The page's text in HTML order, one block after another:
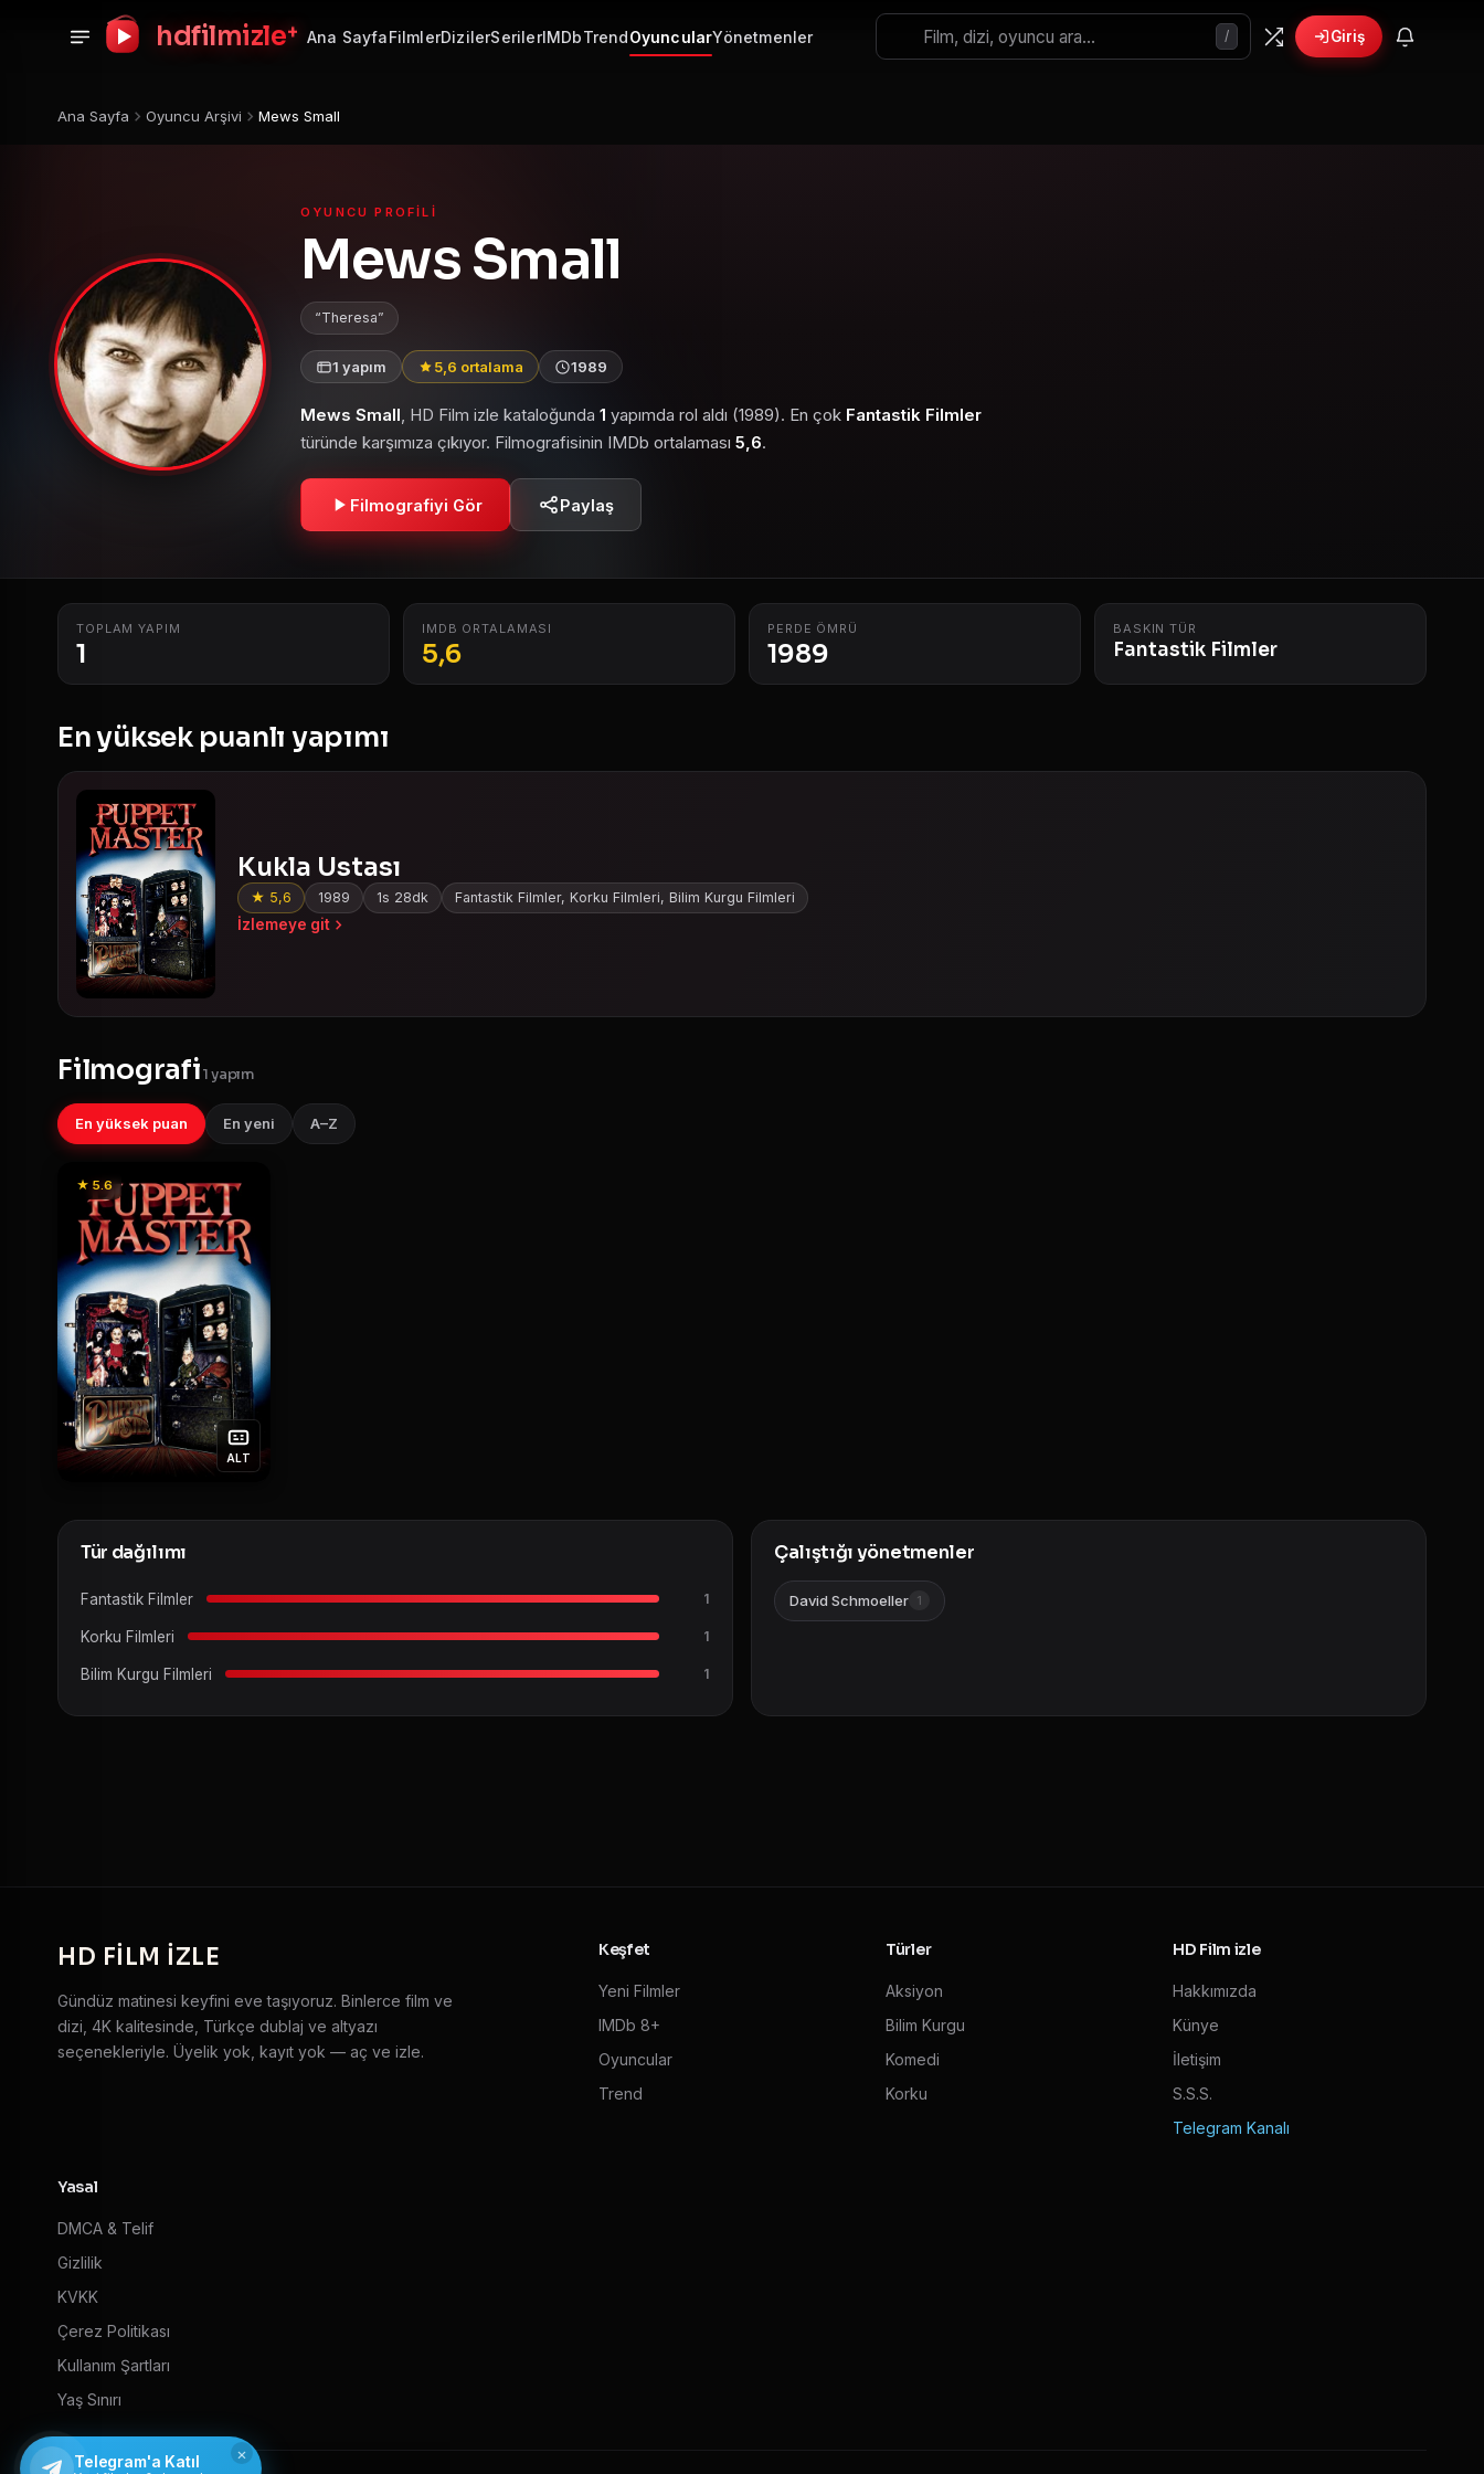
hdfilmizle+ Ana SayfaFilmlerDizilerSerilerIMDbTrendOyuncularYönetmenler / Giriş
Ana Sayfa Oyuncu Arşivi Mews Small
OYUNCU PROFILI
Mews Small
Theresa
1 yapım 5,6 ortalama 1989
Mews Small, HD Film izle kataloğunda 1 yapımda rol aldı (1989). En çok Fantastik Filmler
türünde karşımıza çıkıyor. Filmografisinin IMDb ortalaması 5,6.
Filmografiyi Gör Paylaş
TOPLAM YAPIM
1
IMDB ORTALAMASI
5,6
PERDE ÖMRÜ
1989
BASKIN TÜR
Fantastik Filmler
En yüksek puanlı yapımı
Kukla Ustası
★ 5,6 1989 1s 28dk Fantastik Filmler, Korku Filmleri, Bilim Kurgu Filmleri
İzlemeye git
Filmografi1 yapım
En yüksek puan En yeni A–Z
★ 5.6
ALT
Tür dağılımı
Fantastik Filmler 1
Korku Filmleri 1
Bilim Kurgu Filmleri 1
Çalıştığı yönetmenler
David Schmoeller 1
HD FILM IZLE
Gündüz matinesi keyfini eve taşıyoruz. Binlerce film ve
dizi, 4K kalitesinde, Türkçe dublaj ve altyazı
seçenekleriyle. Üyelik yok, kayıt yok — aç ve izle.
Keşfet
Yeni Filmler
IMDb 8+
Oyuncular
Trend
Türler
Aksiyon
Bilim Kurgu
Komedi
Korku
HD Film izle
Hakkımızda
Künye
İletişim
S.S.S.
Telegram Kanalı
Yasal
DMCA & Telif
Gizlilik
KVKK
Çerez Politikası
Kullanım Şartları
Yaş Sınırı
Telegram'a Katıl ×